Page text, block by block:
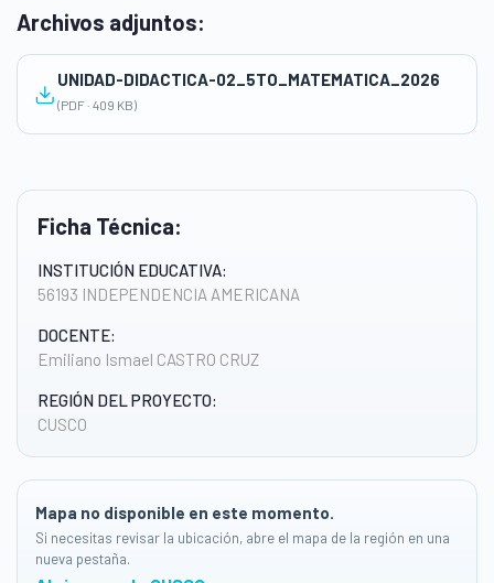
Ficha Técnica:
INSTITUCIÓN EDUCATIVA:
56193 INDEPENDENCIA AMERICANA
DOCENTE:
Emiliano Ismael CASTRO CRUZ
REGIÓN DEL PROYECTO:
CUSCO
Mapa no disponible en este momento.
Si necesitas revisar la ubicación, abre el mapa de la región en una
nueva pestaña.
Archivos adjuntos:
UNIDAD-DIDACTICA-02_5TO_MATEMATICA_2026
(PDF · 409 KB)